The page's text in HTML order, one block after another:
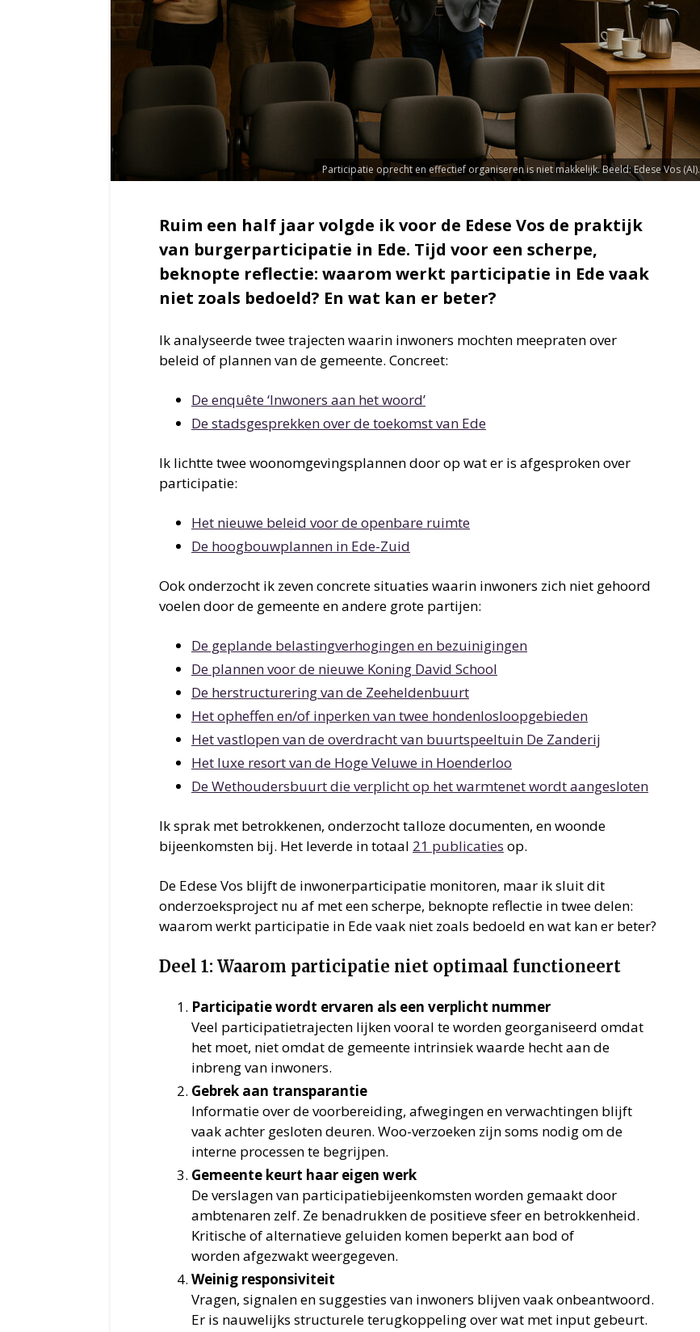
Participatie oprecht en effectief organiseren is niet makkelijk. Beeld: Edese Vos (AI).
Ruim een half jaar volgde ik voor de Edese Vos de praktijk
van burgerparticipatie in Ede. Tijd voor een scherpe,
beknopte reflectie: waarom werkt participatie in Ede vaak
niet zoals bedoeld? En wat kan er beter?
Ik analyseerde twee trajecten waarin inwoners mochten meepraten over
beleid of plannen van de gemeente. Concreet:
De enquête ‘Inwoners aan het woord’
De stadsgesprekken over de toekomst van Ede
Ik lichtte twee woonomgevingsplannen door op wat er is afgesproken over
participatie:
Het nieuwe beleid voor de openbare ruimte
De hoogbouwplannen in Ede-Zuid
Ook onderzocht ik zeven concrete situaties waarin inwoners zich niet gehoord
voelen door de gemeente en andere grote partijen:
De geplande belastingverhogingen en bezuinigingen
De plannen voor de nieuwe Koning David School
De herstructurering van de Zeeheldenbuurt
Het opheffen en/of inperken van twee hondenlosloopgebieden
Het vastlopen van de overdracht van buurtspeeltuin De Zanderij
Het luxe resort van de Hoge Veluwe in Hoenderloo
De Wethoudersbuurt die verplicht op het warmtenet wordt aangesloten
Ik sprak met betrokkenen, onderzocht talloze documenten, en woonde
bijeenkomsten bij. Het leverde in totaal 21 publicaties op.
De Edese Vos blijft de inwonerparticipatie monitoren, maar ik sluit dit
onderzoeksproject nu af met een scherpe, beknopte reflectie in twee delen:
waarom werkt participatie in Ede vaak niet zoals bedoeld en wat kan er beter?
Deel 1: Waarom participatie niet optimaal functioneert
Participatie wordt ervaren als een verplicht nummer
Veel participatietrajecten lijken vooral te worden georganiseerd omdat
het moet, niet omdat de gemeente intrinsiek waarde hecht aan de
inbreng van inwoners.
Gebrek aan transparantie
Informatie over de voorbereiding, afwegingen en verwachtingen blijft
vaak achter gesloten deuren. Woo-verzoeken zijn soms nodig om de
interne processen te begrijpen.
Gemeente keurt haar eigen werk
De verslagen van participatiebijeenkomsten worden gemaakt door
ambtenaren zelf. Ze benadrukken de positieve sfeer en betrokkenheid.
Kritische of alternatieve geluiden komen beperkt aan bod of
worden afgezwakt weergegeven.
Weinig responsiviteit
Vragen, signalen en suggesties van inwoners blijven vaak onbeantwoord.
Er is nauwelijks structurele terugkoppeling over wat met input gebeurt.